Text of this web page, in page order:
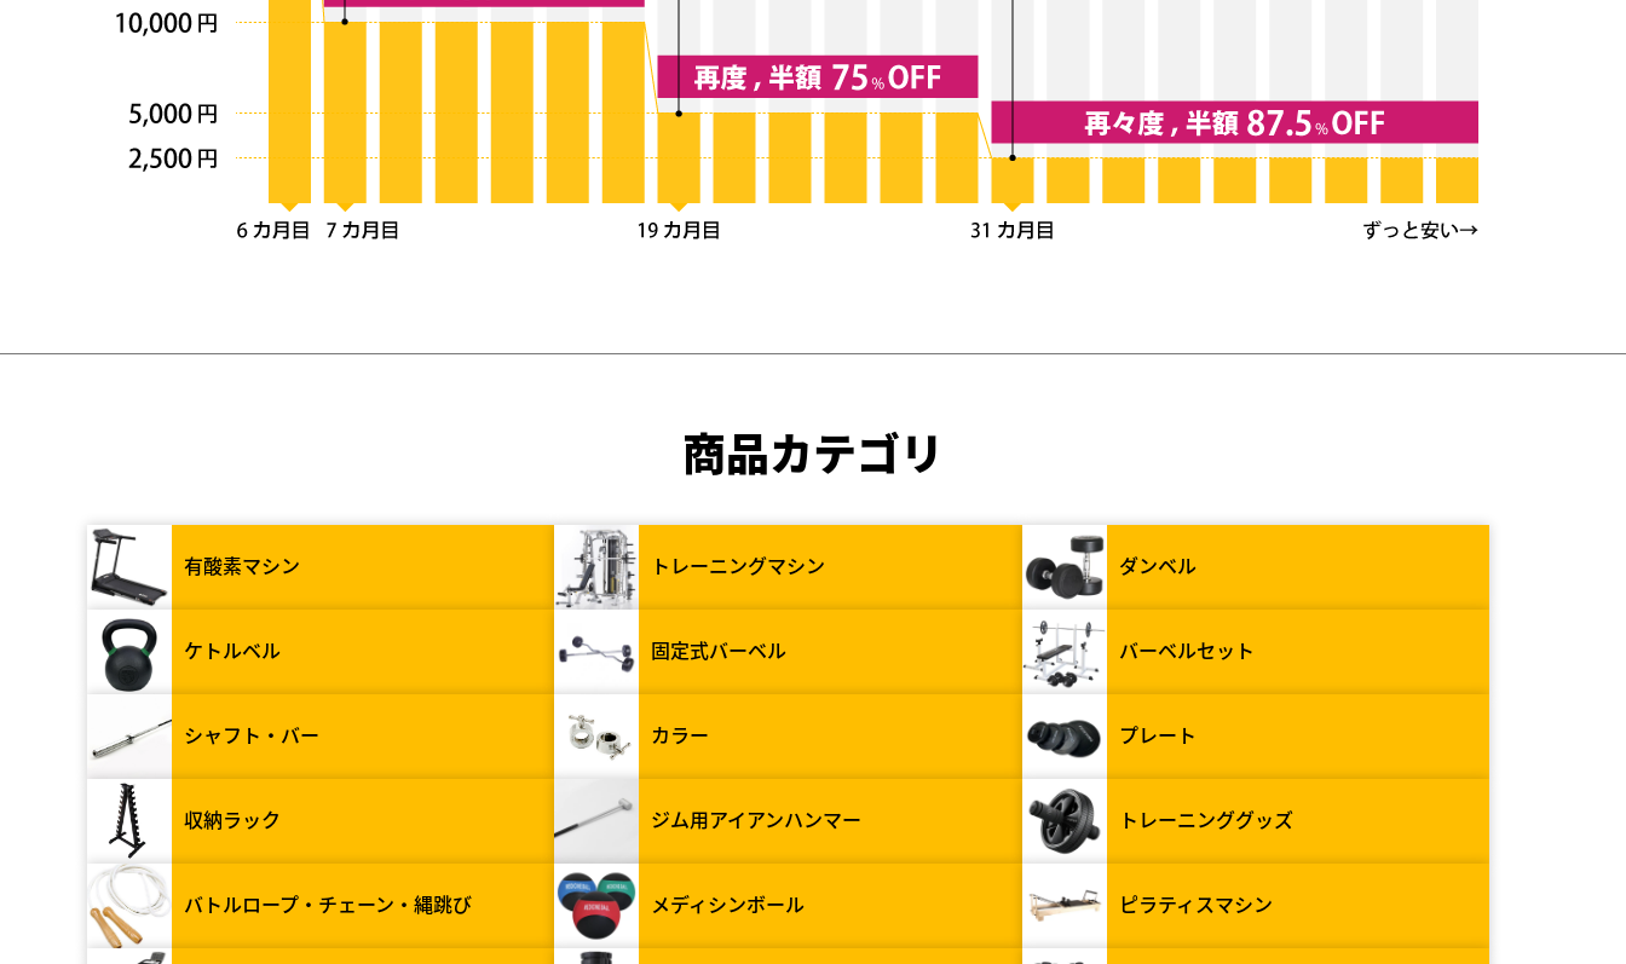
商品カテゴリ
有酸素マシン トレーニングマシン ダンベル
ケトルベル 固定式バーベル バーベルセット
シャフト・バー カラー プレート
収納ラック ジム用アイアンハンマー トレーニンググッズ
バトルロープ・チェーン・縄跳び メディシンボール ピラティスマシン